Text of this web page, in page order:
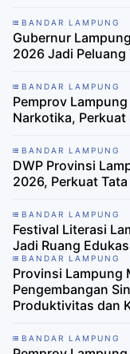
BANDAR LAMPUNG
Gubernur
2026 Jadi
BANDAR LAMPUNG
Pemprov
Narkotika, Perkuat
BANDAR LAMPUNG
DWP Provinsi
2026, Perkuat
BANDAR LAMPUNG
Festival Literasi
Jadi Ruang
BANDAR LAMPUNG
Provinsi Lampung
Pengembangan
Produktivitas dan
BANDAR LAMPUNG